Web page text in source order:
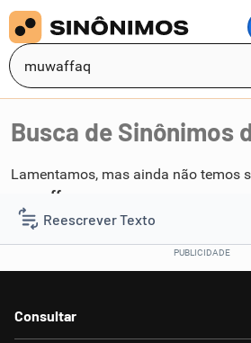
Reescrever Texto
Resumir Texto
Corrigir Texto
Busca de Sinônimos
Lamentamos, mas ainda não temos
muwaffaq
Consultar